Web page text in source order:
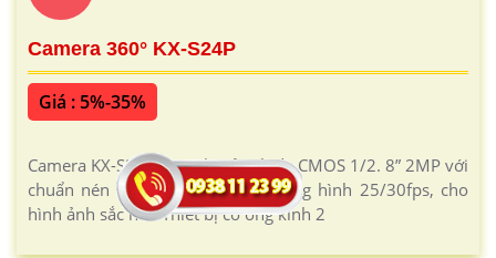
Camera 360° KX-S24P
Giá : 5%-35%
Camera KX-S24P trang bị cảm biến CMOS 1/2. 8” 2MP với
chuẩn nén H.265+ và tốc độ khung hình 25/30fps, cho
hình ảnh sắc nét. Thiết bị có ống kính 2